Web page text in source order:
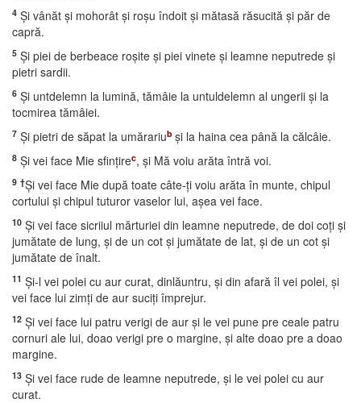
4 Şi vânăt şi mohorât şi roşu îndoit şi mătasă răsucită şi păr de
capră.
5 Şi piei de berbeace roşite şi piei vinete şi leamne neputrede şi
pietri sardii.
6 Şi untdelemn la lumină, tămâie la untuldelemn al ungerii şi la
tocmirea tămâiei.
7 Şi pietri de săpat la umărariub şi la haina cea până la călcâie.
8 Şi vei face Mie sfinţirec, şi Mă voiu arăta întră voi.
9 †Şi vei face Mie după toate câte-ţi voiu arăta în munte, chipul
cortului şi chipul tuturor vaselor lui, aşea vei face.
10 Şi vei face sicriiul mărturiei din leamne neputrede, de doi coţi şi
jumătate de lung, şi de un cot şi jumătate de lat, şi de un cot şi
jumătate de înalt.
11 Şi-l vei polei cu aur curat, dinlăuntru, şi din afară îl vei polei, şi
vei face lui zimţi de aur suciţi împrejur.
12 Şi vei face lui patru verigi de aur şi le vei pune pre ceale patru
cornuri ale lui, doao verigi pre o margine, şi alte doao pre a doao
margine.
13 Şi vei face rude de leamne neputrede, şi le vei polei cu aur
curat.